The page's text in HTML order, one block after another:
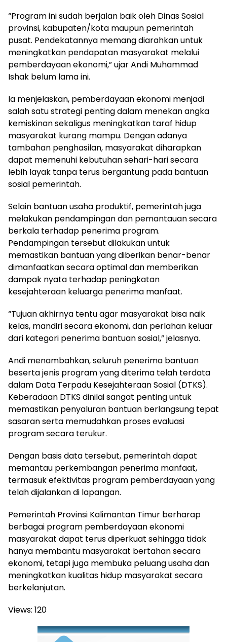
“Program ini sudah berjalan baik oleh Dinas Sosial
provinsi, kabupaten/kota maupun pemerintah
pusat. Pendekatannya memang diarahkan untuk
meningkatkan pendapatan masyarakat melalui
pemberdayaan ekonomi,” ujar Andi Muhammad
Ishak belum lama ini.
Ia menjelaskan, pemberdayaan ekonomi menjadi
salah satu strategi penting dalam menekan angka
kemiskinan sekaligus meningkatkan taraf hidup
masyarakat kurang mampu. Dengan adanya
tambahan penghasilan, masyarakat diharapkan
dapat memenuhi kebutuhan sehari-hari secara
lebih layak tanpa terus bergantung pada bantuan
sosial pemerintah.
Selain bantuan usaha produktif, pemerintah juga
melakukan pendampingan dan pemantauan secara
berkala terhadap penerima program.
Pendampingan tersebut dilakukan untuk
memastikan bantuan yang diberikan benar-benar
dimanfaatkan secara optimal dan memberikan
dampak nyata terhadap peningkatan
kesejahteraan keluarga penerima manfaat.
“Tujuan akhirnya tentu agar masyarakat bisa naik
kelas, mandiri secara ekonomi, dan perlahan keluar
dari kategori penerima bantuan sosial,” jelasnya.
Andi menambahkan, seluruh penerima bantuan
beserta jenis program yang diterima telah terdata
dalam Data Terpadu Kesejahteraan Sosial (DTKS).
Keberadaan DTKS dinilai sangat penting untuk
memastikan penyaluran bantuan berlangsung tepat
sasaran serta memudahkan proses evaluasi
program secara terukur.
Dengan basis data tersebut, pemerintah dapat
memantau perkembangan penerima manfaat,
termasuk efektivitas program pemberdayaan yang
telah dijalankan di lapangan.
Pemerintah Provinsi Kalimantan Timur berharap
berbagai program pemberdayaan ekonomi
masyarakat dapat terus diperkuat sehingga tidak
hanya membantu masyarakat bertahan secara
ekonomi, tetapi juga membuka peluang usaha dan
meningkatkan kualitas hidup masyarakat secara
berkelanjutan.
Views: 120